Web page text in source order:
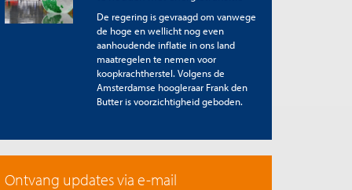
De regering is gevraagd om vanwege
de hoge en wellicht nog even
aanhoudende inflatie in ons land
maatregelen te nemen voor
koopkrachtherstel. Volgens de
Amsterdamse hoogleraar Frank den
Butter is voorzichtigheid geboden.
Ontvang updates via e-mail